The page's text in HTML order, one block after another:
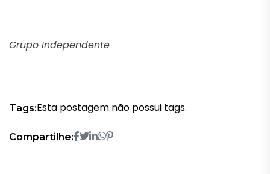
Grupo Independente
Tags:Esta postagem não possui tags.
Compartilhe: